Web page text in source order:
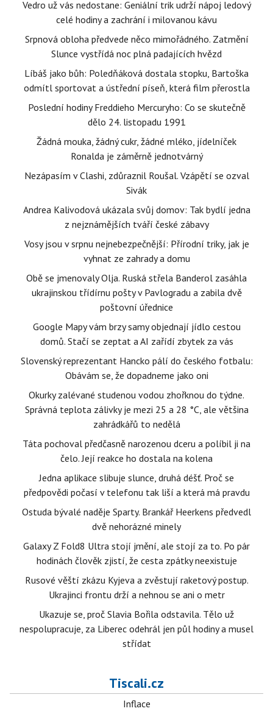
Vedro už vás nedostane: Geniální trik udrží nápoj ledový
celé hodiny a zachrání i milovanou kávu
Srpnová obloha předvede něco mimořádného. Zatmění
Slunce vystřídá noc plná padajících hvězd
Líbáš jako bůh: Poledňáková dostala stopku, Bartoška
odmítl sportovat a ústřední píseň, která film přerostla
Poslední hodiny Freddieho Mercuryho: Co se skutečně
dělo 24. listopadu 1991
Žádná mouka, žádný cukr, žádné mléko, jídelníček
Ronalda je záměrně jednotvárný
Nezápasím v Clashi, zdůraznil Roušal. Vzápětí se ozval
Sivák
Andrea Kalivodová ukázala svůj domov: Tak bydlí jedna
z nejznámějších tváří české zábavy
Vosy jsou v srpnu nejnebezpečnější: Přírodní triky, jak je
vyhnat ze zahrady a domu
Obě se jmenovaly Olja. Ruská střela Banderol zasáhla
ukrajinskou třídírnu pošty v Pavlogradu a zabila dvě
poštovní úřednice
Google Mapy vám brzy samy objednají jídlo cestou
domů. Stačí se zeptat a AI zařídí zbytek za vás
Slovenský reprezentant Hancko pálí do českého fotbalu:
Obávám se, že dopadneme jako oni
Okurky zalévané studenou vodou zhořknou do týdne.
Správná teplota zálivky je mezi 25 a 28 °C, ale většina
zahrádkářů to nedělá
Táta pochoval předčasně narozenou dceru a políbil ji na
čelo. Její reakce ho dostala na kolena
Jedna aplikace slibuje slunce, druhá déšť. Proč se
předpovědi počasí v telefonu tak liší a která má pravdu
Ostuda bývalé naděje Sparty. Brankář Heerkens předvedl
dvě nehorázné minely
Galaxy Z Fold8 Ultra stojí jmění, ale stojí za to. Po pár
hodinách člověk zjistí, že cesta zpátky neexistuje
Rusové věští zkázu Kyjeva a zvěstují raketový postup.
Ukrajinci frontu drží a nehnou se ani o metr
Ukazuje se, proč Slavia Bořila odstavila. Tělo už
nespolupracuje, za Liberec odehrál jen půl hodiny a musel
střídat
Tiscali.cz
Inflace